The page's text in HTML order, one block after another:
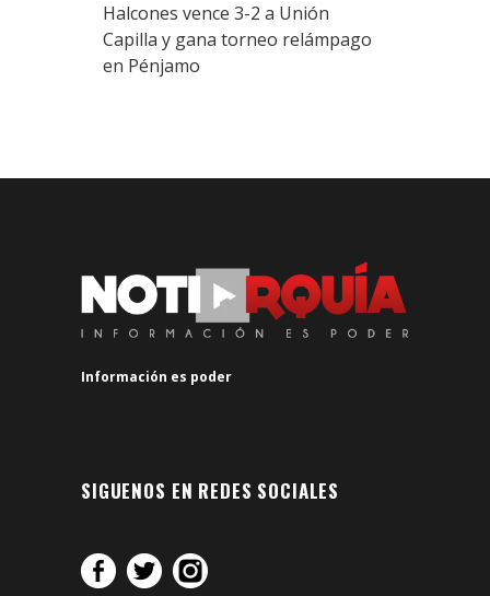
Halcones vence 3-2 a Unión
Capilla y gana torneo relámpago
en Pénjamo
Información es poder
SIGUENOS EN REDES SOCIALES